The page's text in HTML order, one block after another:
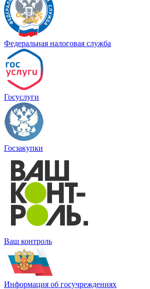
Федеральная налоговая служба
Госуслуги
Госзакупки
Ваш контроль
Информация об госучреждениях